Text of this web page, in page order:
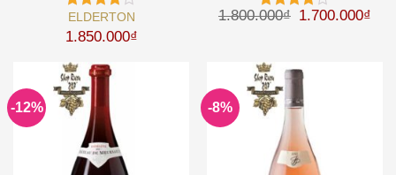
Được
xếp hạng
ELDERTON
1.850.000₫
Được
1.800.000₫ Giá gốc là:
1.700.000₫
-12% -8%